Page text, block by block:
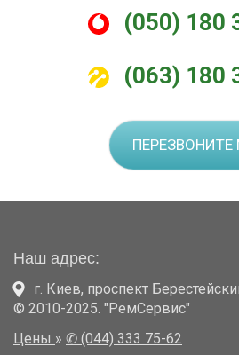
(050) 180
(063) 180
ПЕРЕЗВОНИТЕ
Наш адрес:
г. Киев, проспект
© 2010-2025. "РемСервис"
Цены » ✆ (044) 333 75-62